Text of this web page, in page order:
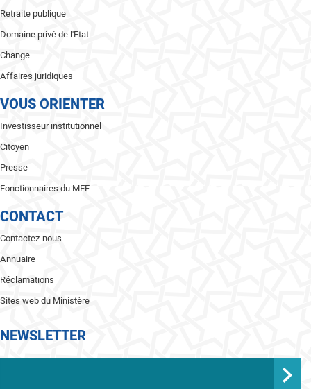
Retraite publique
Domaine privé de l'Etat
Change
Affaires juridiques
VOUS ORIENTER
Investisseur institutionnel
Citoyen
Presse
Fonctionnaires du MEF
CONTACT
Contactez-nous
Annuaire
Réclamations
Sites web du Ministère
NEWSLETTER